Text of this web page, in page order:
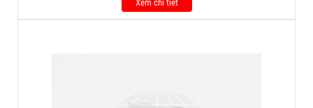
Xem chi tiết